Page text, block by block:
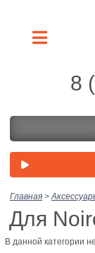
8
Главная >
Для
В данной категории